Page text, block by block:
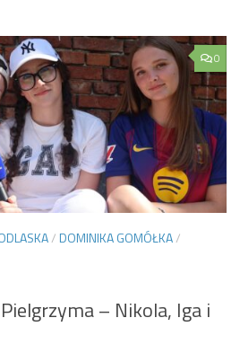
0
/DOMINIKA GOMÓŁKA/
– Nikola, Iga i